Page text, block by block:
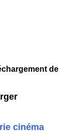
de
cinéma